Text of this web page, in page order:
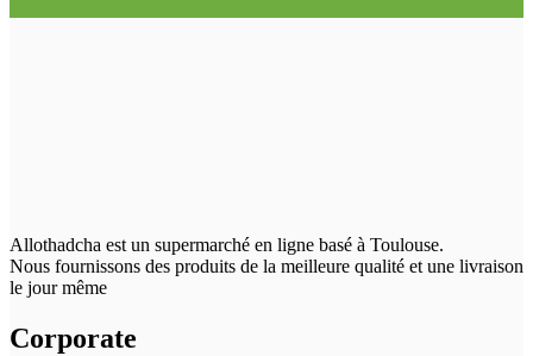
Allothadcha est un supermarché en ligne basé à Toulouse.
Nous fournissons des produits de la meilleure qualité et une livraison
le jour même
Corporate